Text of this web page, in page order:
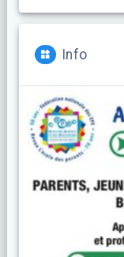
Info